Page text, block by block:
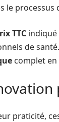
le processus
TTC
de
complet
praticité,